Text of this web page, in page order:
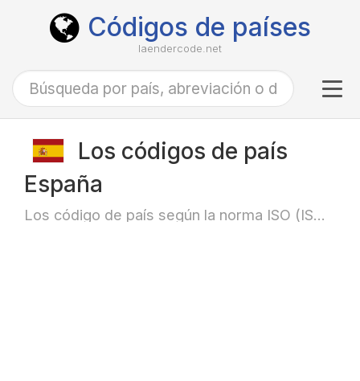
Códigos de países
laendercode.net
Los códigos de país
España
Los código de país según la norma ISO (ISO-3166)